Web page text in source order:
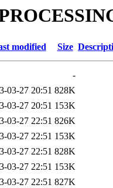
modified Size
-
03-27 20:51 828K
03-27 20:51 153K
03-27 22:51 826K
03-27 22:51 153K
03-27 22:51 828K
03-27 22:51 153K
03-27 22:51 827K